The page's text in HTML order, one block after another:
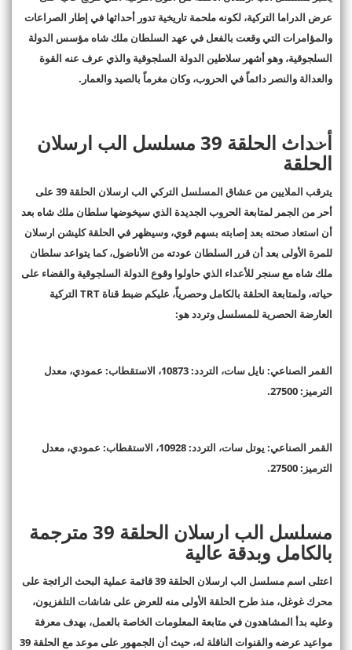
عرض الدراما التركية، لكونه ملحمة تاريخية تدور أحداثها في إطار الصراعات
والمؤامرات التي وقعت بالفعل في عهد السلطان ملك شاه مؤسس الدولة
السلجوقية، وهو أشهر سلاطين الدولة السلجوقية والذي عرف عنه القوة
والعدالة والنصر دائماً في الحروب، وكان مغرماً بالصيد والعمار .
أحداث الحلقة 39 مسلسل الب ارسلان
الحلقة
يترقب الملايين من عشاق المسلسل التركي الب ارسلان الحلقة 39 على
أحر من الجمر لمتابعة الحروب الجديدة الذي سيخوضها سلطان ملك شاه بعد
أن استعاد صحته بعد إصابته بسهم قوي، وسيظهر في الحلقة كليشن ارسلان
للمرة الأولى بعد أن قرر السلطان عودته من الأناضول، كما يتواعد سلطان
ملك شاه مع سنجر للأعداء الذي حاولوا وقوع الدولة السلجوقية والقضاء على
حياته، ولمتابعة الحلقة بالكامل وحصرياً، عليكم ضبط قناة TRT التركية
العارضة الحصرية للمسلسل وتردد هو:
القمر الصناعي: نايل سات، التردد: 10873، الاستقطاب: عمودي، معدل
الترميز: 27500
.
القمر الصناعي: يوتل سات، التردد: 10928، الاستقطاب: عمودي، معدل
الترميز: 27500
.
مسلسل الب ارسلان الحلقة 39 مترجمة
بالكامل وبدقة عالية
اعتلى اسم مسلسل الب ارسلان الحلقة 39 قائمة عملية البحث الرائجة على
محرك غوغل، منذ طرح الحلقة الأولى منه للعرض على شاشات التلفزيون،
وعليه بدأ المشاهدون في متابعة المعلومات الخاصة بالعمل، بهدف معرفة
مواعيد عرضه والقنوات الناقلة له، حيث أن الجمهور على موعد مع الحلقة 39